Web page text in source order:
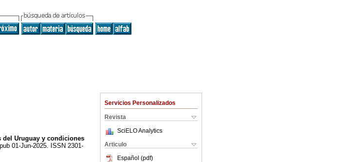
Servicios Personalizados
Revista
SciELO Analytics
Articulo
Español (pdf)
Uruguay y condiciones
01-Jun-2025. ISSN 2301-